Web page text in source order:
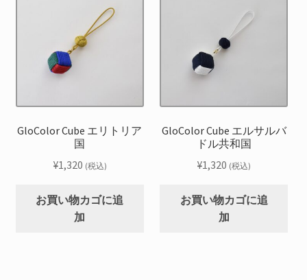
GloColor Cube エリトリア
国
¥1,320 (税込)
お買い物カゴに追
加
GloColor Cube エルサルバ
ドル共和国
¥1,320 (税込)
お買い物カゴに追
加